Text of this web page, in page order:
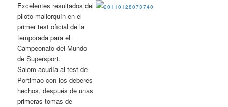
Excelentes resultados del
piloto mallorquín en el
primer test oficial de la
temporada para el
Campeonato del Mundo
de Supersport.
Salom acudía al test de
Portimao con los deberes
hechos, después de unas
primeras tomas de